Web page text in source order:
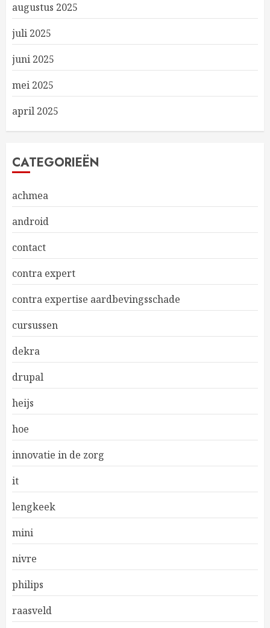
augustus 2025
juli 2025
juni 2025
mei 2025
april 2025
CATEGORIEËN
achmea
android
contact
contra expert
contra expertise aardbevingsschade
cursussen
dekra
drupal
heijs
hoe
innovatie in de zorg
it
lengkeek
mini
nivre
philips
raasveld